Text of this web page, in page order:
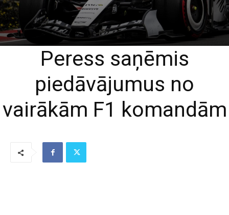
Peress saņēmis
piedāvājumus no
vairākām F1 komandām